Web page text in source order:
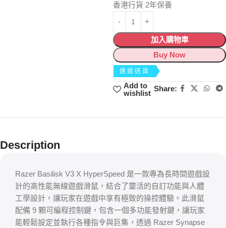
香港行貨 2年保養
加入購物車
Buy Now
速遞送貨
Add to
wishlist
Share:
Description
Razer Basilisk V3 X HyperSpeed 是一款專為長時間遊戲設
計的高性能無線遊戲滑鼠，結合了靈活的自訂功能與人體
工學設計，讓玩家在遊戲中享有極致的操控體驗。此滑鼠
配備 9 顆可編程控制鍵，包含一個多功能發射鍵，讓玩家
能輕鬆設定並執行各種指令與巨集，透過 Razer Synapse